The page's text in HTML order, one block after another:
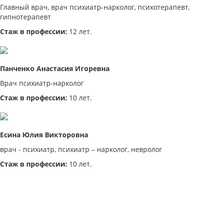
Главный врач, врач психиатр-нарколог, психотерапевт,
гипнотерапевт
Стаж в профессии: 12 лет.
Панченко Анастасия Игоревна
Врач психиатр-нарколог
Стаж в профессии: 10 лет.
Есина Юлия Викторовна
врач - психиатр, психиатр – нарколог, невролог
Стаж в профессии: 10 лет.